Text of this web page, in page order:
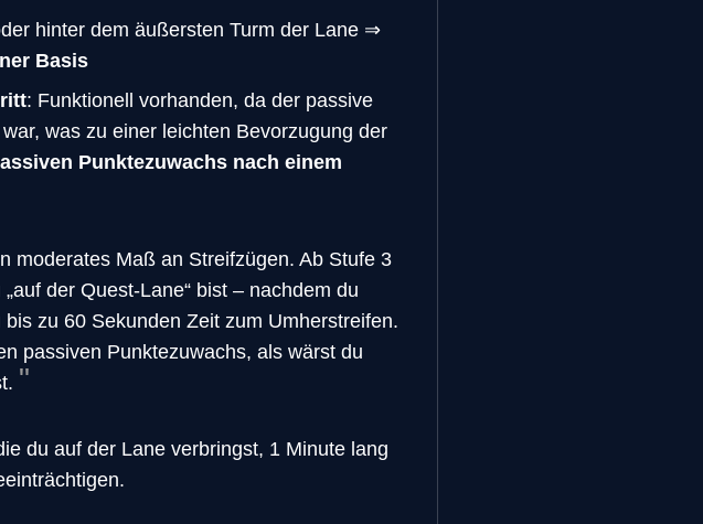
hinter dem äußersten Turm der Lane ⇒
Basis
: Funktionell vorhanden, da der passive
was zu einer leichten Bevorzugung der
Punktezuwachs nach einem
moderates Maß an Streifzügen. Ab Stufe 3
der Quest-Lane“ bist – nachdem du
zu 60 Sekunden Zeit zum Umherstreifen.
passiven Punktezuwachs, als wärst du
du auf der Lane verbringst, 1 Minute lang